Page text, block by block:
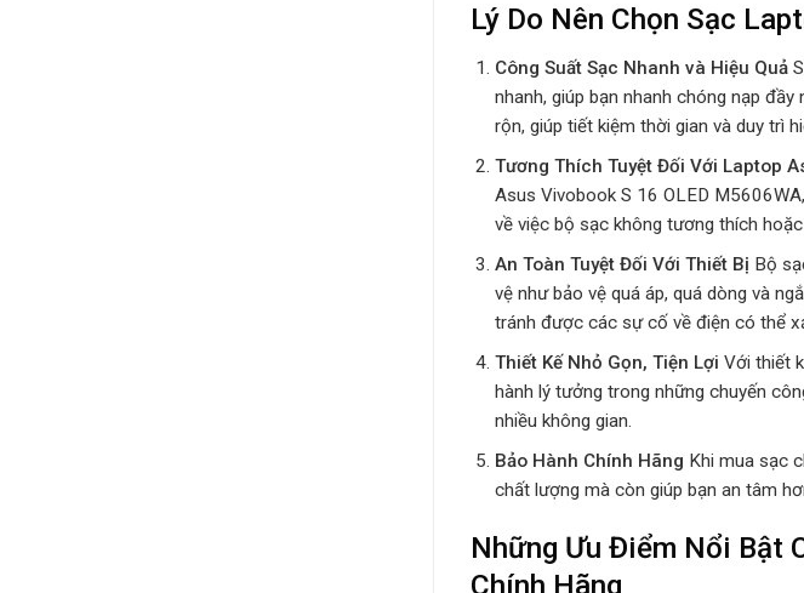
Lý Do Nên Chọn Sạc
Công Suất Sạc Nhanh và Hiệu Quả
nhanh, giúp bạn nhanh chóng nạp
rộn, giúp tiết kiệm thời gian và duy trì
Tương Thích Tuyệt Đối Với Laptop
Asus Vivobook S 16 OLED
về việc bộ sạc không tương thích
An Toàn Tuyệt Đối Với Thiết Bị Bộ
vệ như bảo vệ quá áp, quá dòng và
tránh được các sự cố về điện có thể
Thiết Kế Nhỏ Gọn, Tiện Lợi Với thiết
hành lý tưởng trong những chuyến
nhiều không gian.
Bảo Hành Chính Hãng Khi mua sạc
chất lượng mà còn giúp bạn an tâm
Những Ưu Điểm Nổi Bật
Chính Hãng